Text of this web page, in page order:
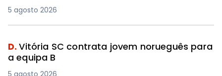
5 agosto 2026
D.Vitória SC contrata jovem norueguês para
a equipa B
5 agosto 2026